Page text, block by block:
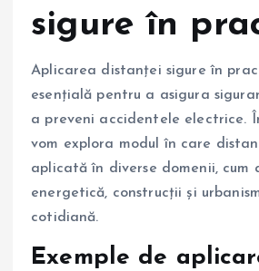
sigure în
Aplicarea distanței sigure în
esențială pentru a asigura
a preveni accidentele electrice.
vom explora modul în care
aplicată în diverse domenii, cum
energetică, construcții și
cotidiană.
Exemple de